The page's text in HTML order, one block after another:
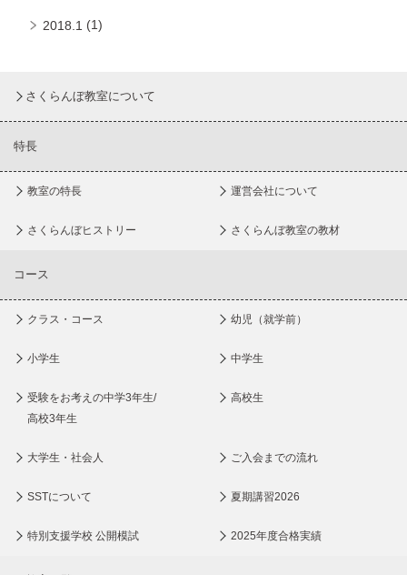
2018.1 (1)
さくらんぼ教室について
特長
教室の特長 運営会社について
さくらんぼヒストリー さくらんぼ教室の教材
コース
クラス・コース 幼児（就学前）
小学生 中学生
受験をお考えの中学3年生/
高校3年生
高校生
大学生・社会人 ご入会までの流れ
SSTについて 夏期講習2026
特別支援学校 公開模試 2025年度合格実績